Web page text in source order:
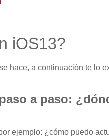
iOS13?
hace, a continuación te lo
a paso:
ejemplo: ¿cómo puedo